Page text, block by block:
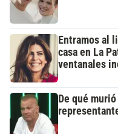
Entramos al
casa en La
ventanales
De qué